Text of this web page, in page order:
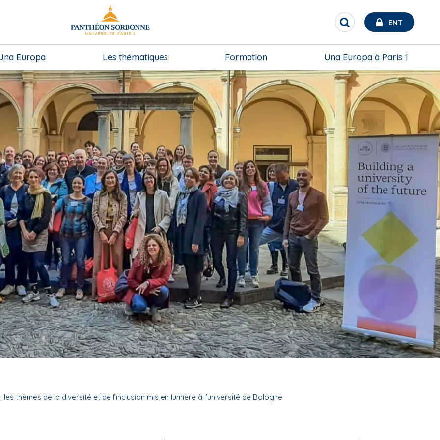
R
c
h
r
c
h
e
r
ENT
Europa Les thématiques Formation Una Europa à Paris 1
les thèmes de la diversité et de l’inclusion mis en lumière à l’université de Bologne